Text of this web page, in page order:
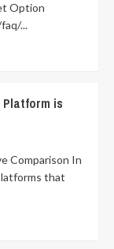
Option
...
Platform is
Comparison In
that